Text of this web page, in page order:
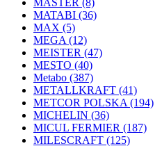
MASTER (8)
MATABI (36)
MAX (5)
MEGA (12)
MEISTER (47)
MESTO (40)
Metabo (387)
METALLKRAFT (41)
METCOR POLSKA (194)
MICHELIN (36)
MICUL FERMIER (187)
MILESCRAFT (125)